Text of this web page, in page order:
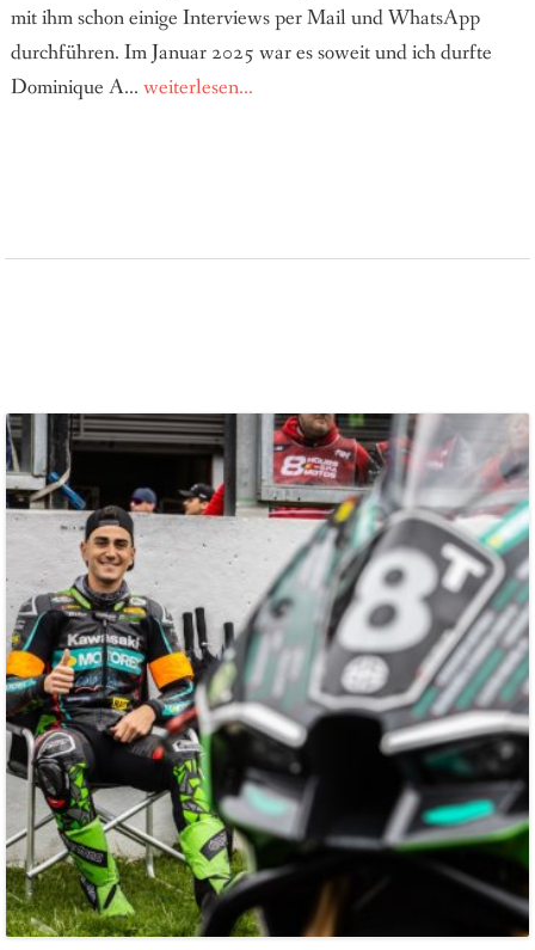
mit ihm schon einige Interviews per Mail und WhatsApp
durchführen. Im Januar 2025 war es soweit und ich durfte
Dominique A... weiterlesen...